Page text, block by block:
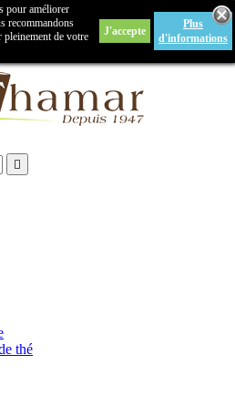

pour améliorer
recommandons
de votre
J'accepte
Plus
d'informations
thé